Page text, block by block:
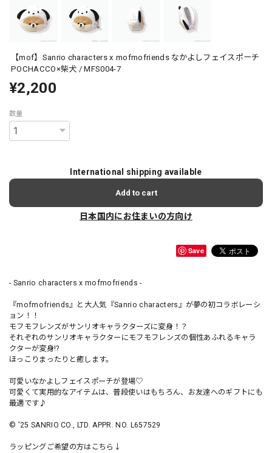
【mof】Sanrio characters x mofmofriends なかよしフェイスポーチ
POCHACCO×柴犬 / MFS004-7
¥2,200
数量
International shipping available
Add to cart
日本国内にお住まいの方向け
Save
- Sanrio characters x mofmofriends -
『mofmofriends』と大人気『Sanrio characters』が夢の初コラボレーシ
ョン！！
モフモフレンズがサンリオキャラクターズに変身！？
それぞれのサンリオキャラクターにモフモフレンズの個性あふれるキャラ
クターが変身!?
ほっこりまったりと癒します。
可愛いなかよしフェイスポーチが登場♡
可愛くて実用的なアイテムは、普段使いはもちろん、お友達へのギフトにも
最適です♪
© '25 SANRIO CO., LTD. APPR. NO. L657529
ラッピングご希望の方はこちら↓